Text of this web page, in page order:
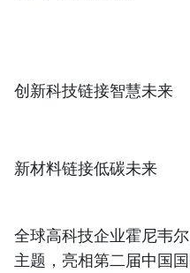
创新科技链接智慧未来
新材料链接低碳未来
全球高科技企业霍尼韦尔
主题，亮相第二届中国